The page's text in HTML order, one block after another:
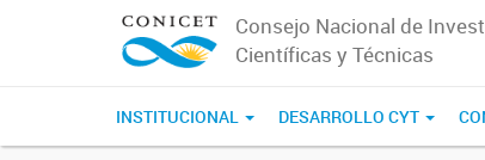
Consejo Nacional de
Científicas y Técnicas
INSTITUCIONAL DESARROLLO CYT